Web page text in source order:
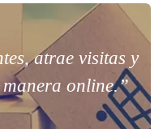
atrae visitas y
manera online.”